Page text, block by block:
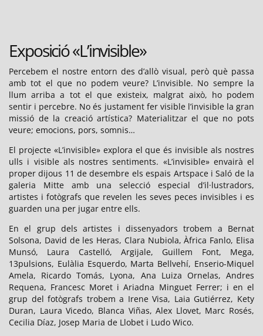
Exposició «L’invisible»
Percebem el nostre entorn des d’allò visual, però què passa
amb tot el que no podem veure? L’invisible. No sempre la
llum arriba a tot el que existeix, malgrat això, ho podem
sentir i percebre. No és justament fer visible l’invisible la gran
missió de la creació artística? Materialitzar el que no pots
veure; emocions, pors, somnis…
El projecte «L’invisible» explora el que és invisible als nostres
ulls i visible als nostres sentiments. «L’invisible» envairà el
proper dijous 11 de desembre els espais Artspace i Saló de la
galeria Mitte amb una selecció especial d’il·lustradors,
artistes i fotògrafs que revelen les seves peces invisibles i es
guarden una per jugar entre ells.
En el grup dels artistes i dissenyadors trobem a Bernat
Solsona, David de les Heras, Clara Nubiola, Àfrica Fanlo, Elisa
Munsó, Laura Castelló, Argijale, Guillem Font, Mega,
13pulsions, Eulàlia Esquerdo, Marta Bellvehí, Enserio-Miquel
Amela, Ricardo Tomás, Lyona, Ana Luiza Ornelas, Andres
Requena, Francesc Moret i Ariadna Minguet Ferrer; i en el
grup del fotògrafs trobem a Irene Visa, Laia Gutiérrez, Kety
Duran, Laura Vicedo, Blanca Viñas, Alex Llovet, Marc Rosés,
Cecilia Díaz, Josep Maria de Llobet i Ludo Wico.